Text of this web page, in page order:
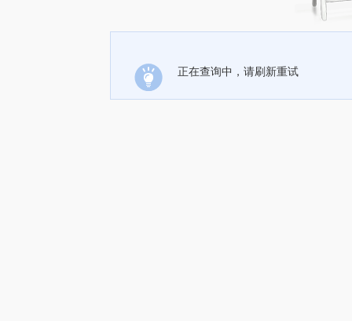
正在查询中，请刷新重试